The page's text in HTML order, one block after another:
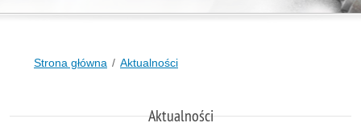
Strona główna Aktualności
Aktualności